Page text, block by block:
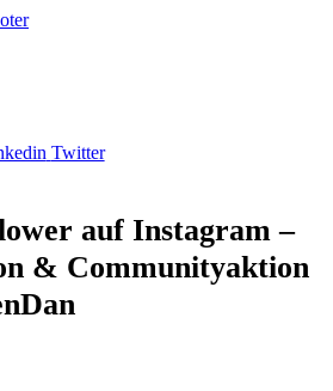
Twitter
auf Instagram –
& Communityaktion